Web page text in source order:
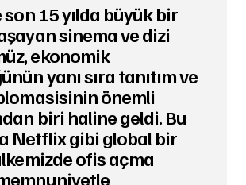
son 15 yılda büyük bir
sinema ve dizi
ekonomik
yanı sıra tanıtım ve
önemli
biri haline geldi. Bu
Netflix gibi global bir
ofis açma